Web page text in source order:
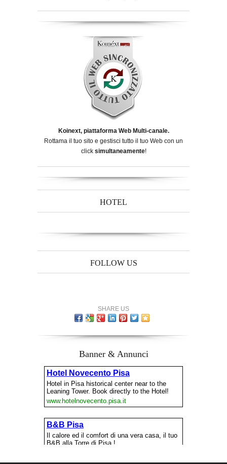
Koinext, piattaforma Web Multi-canale.
Rottama il tuo sito e gestisci tutto il tuo Web con un
click simultaneamente!
HOTEL
FOLLOW US
SHARE US
Banner & Annunci